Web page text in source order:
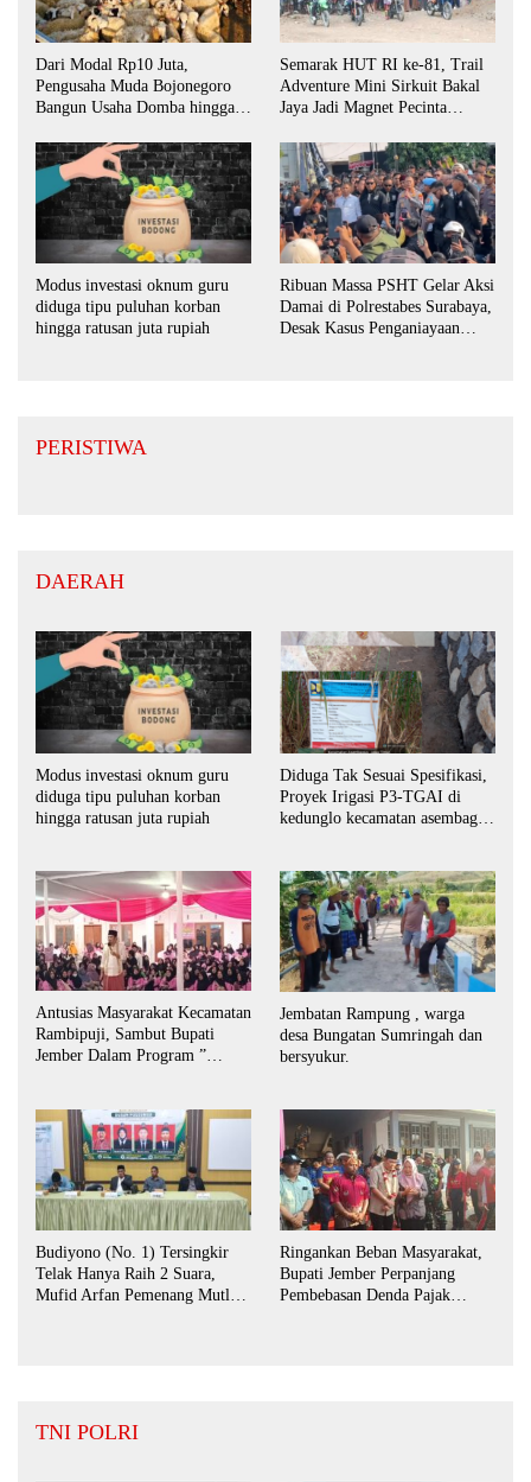
Dari Modal Rp10 Juta,
Pengusaha Muda Bojonegoro
Bangun Usaha Domba hingga
Semarak HUT RI ke-81, Trail
Adventure Mini Sirkuit Bakal
Jaya Jadi Magnet Pecinta
Modus investasi oknum guru
diduga tipu puluhan korban
hingga ratusan juta rupiah
Ribuan Massa PSHT Gelar Aksi
Damai di Polrestabes Surabaya,
Desak Kasus Penganiayaan
PERISTIWA
DAERAH
Modus investasi oknum guru
diduga tipu puluhan korban
hingga ratusan juta rupiah
Diduga Tak Sesuai Spesifikasi,
Proyek Irigasi P3-TGAI di
kedunglo kecamatan asembagus
Antusias Masyarakat Kecamatan
Rambipuji, Sambut Bupati
Jember Dalam Program ”
Jembatan Rampung , warga
desa Bungatan Sumringah dan
bersyukur.
Budiyono (No. 1) Tersingkir
Telak Hanya Raih 2 Suara,
Mufid Arfan Pemenang Mutlak
Ringankan Beban Masyarakat,
Bupati Jember Perpanjang
Pembebasan Denda Pajak
TNI POLRI